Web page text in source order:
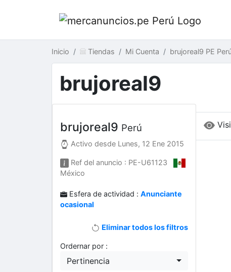
Inicio Tiendas Mi Cuenta brujoreal9 PE
brujoreal9
brujoreal9 Perú
Activo desde Lunes, 12 Ene 2015
Ref del anuncio : PE-U61123
México
Esfera de actividad :Anunciante
ocasional
Eliminar todos los filtros
Ordernar por :
Pertinencia